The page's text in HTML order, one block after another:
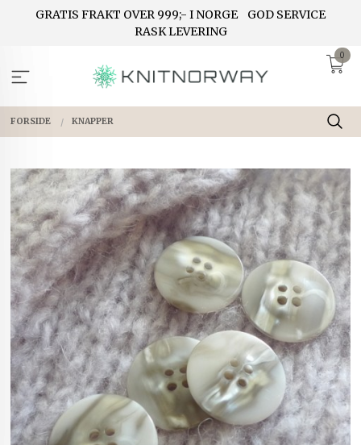
GRATIS FRAKT OVER 999;- I NORGE
GOD SERVICE
RASK LEVERING
0
FORSIDE KNAPPER